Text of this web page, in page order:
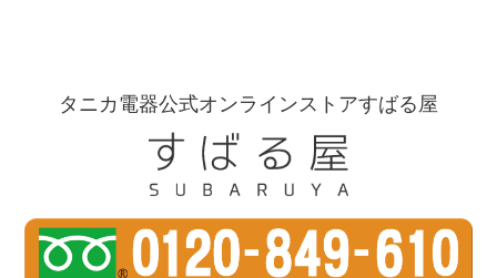
タニカ電器公式オンラインストアすばる屋